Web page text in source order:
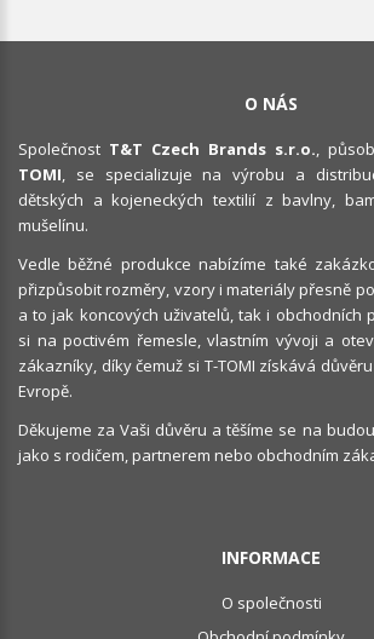
O NÁS
Společnost T&T Czech Brands s.r.o.,
TOMI, se specializuje na výrobu a
dětských a kojeneckých textilií z bavlny,
mušelínu.
Vedle běžné produkce nabízíme také
přizpůsobit rozměry, vzory i materiály přesně
a to jak koncových uživatelů, tak i obchodních
si na poctivém řemesle, vlastním vývoji a
zákazníky, díky čemuž si T-TOMI získává
Evropě.
Děkujeme za Vaši důvěru a těšíme se na
jako s rodičem, partnerem nebo obchodním
INFORMACE
O společnosti